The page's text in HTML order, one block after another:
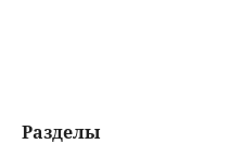
Разделы